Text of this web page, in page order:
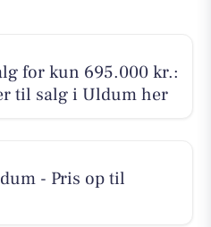
for kun 695.000 kr.:
til salg i Uldum her
- Pris op til